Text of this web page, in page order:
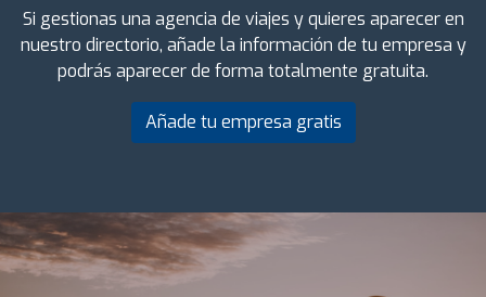
Si gestionas una agencia de viajes y quieres aparecer en
nuestro directorio, añade la información de tu empresa y
podrás aparecer de forma totalmente gratuita.
Añade tu empresa gratis